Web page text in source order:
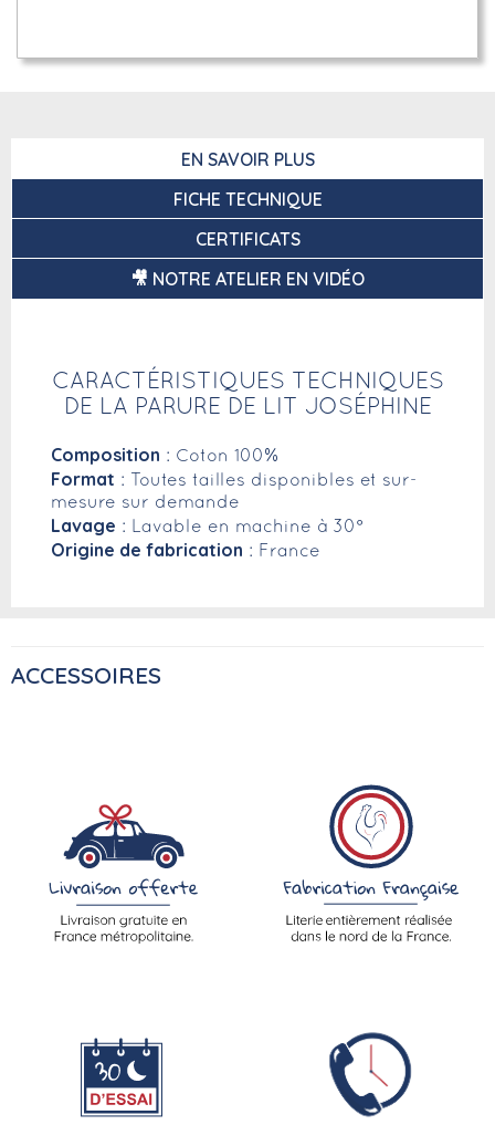
EN SAVOIR PLUS
FICHE TECHNIQUE
CERTIFICATS
🎥 NOTRE ATELIER EN VIDÉO
CARACTÉRISTIQUES TECHNIQUES
DE LA PARURE DE LIT JOSÉPHINE
Composition : Coton 100%
Format : Toutes tailles disponibles et sur-
mesure sur demande
Lavage : Lavable en machine à 30°
Origine de fabrication : France
ACCESSOIRES